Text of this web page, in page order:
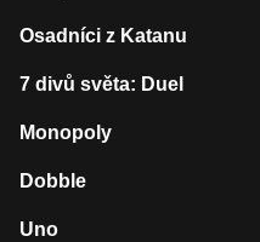
Osadníci z Katanu
7 divů světa: Duel
Monopoly
Dobble
Uno